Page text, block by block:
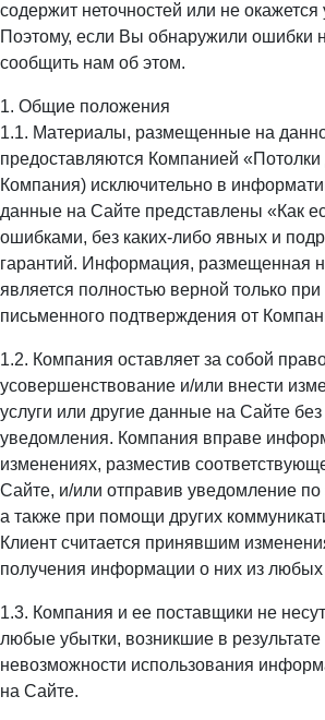
содержит неточностей или не
Поэтому, если Вы обнаружили ошибки
сообщить нам об этом.
1. Общие положения
1.1. Материалы, размещенные на
предоставляются Компанией
Компания) исключительно в
данные на Сайте представлены «Как
ошибками, без каких-либо явных и
гарантий. Информация, размещенная
является полностью верной только
письменного подтверждения от
1.2. Компания оставляет за собой
усовершенствование и/или внести
услуги или другие данные на Сайте
уведомления. Компания вправе
изменениях, разместив
Сайте, и/или отправив уведомление по
а также при помощи других
Клиент считается принявшим
получения информации о них из любых
1.3. Компания и ее поставщики не
любые убытки, возникшие в
невозможности использования
на Сайте.